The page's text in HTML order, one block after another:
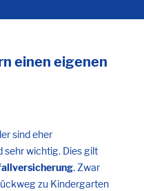
einen eigenen
sind eher
sehr wichtig. Dies gilt
. Zwar
zu Kindergarten